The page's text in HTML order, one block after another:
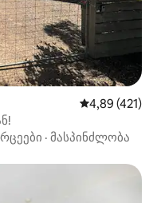
საშუალო
4,89 (421)
· მასპინძლობა